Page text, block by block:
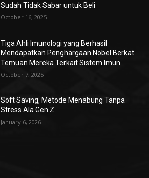
Sudah Tidak Sabar untuk Beli
October 16, 2025
Tiga Ahli Imunologi yang Berhasil
Mendapatkan Penghargaan Nobel Berkat
Temuan Mereka Terkait Sistem Imun
October 7, 2025
Soft Saving, Metode Menabung Tanpa
Stress Ala Gen Z
January 6, 2026